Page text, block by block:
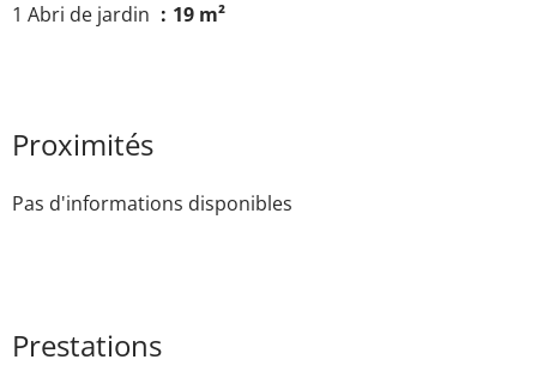
1 Abri de jardin
19 m²
Proximités
Pas d'informations disponibles
Prestations